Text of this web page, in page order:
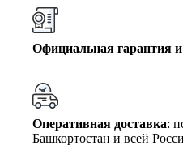
Официальная гарантия
Оперативная доставка:
Башкортостан и всей